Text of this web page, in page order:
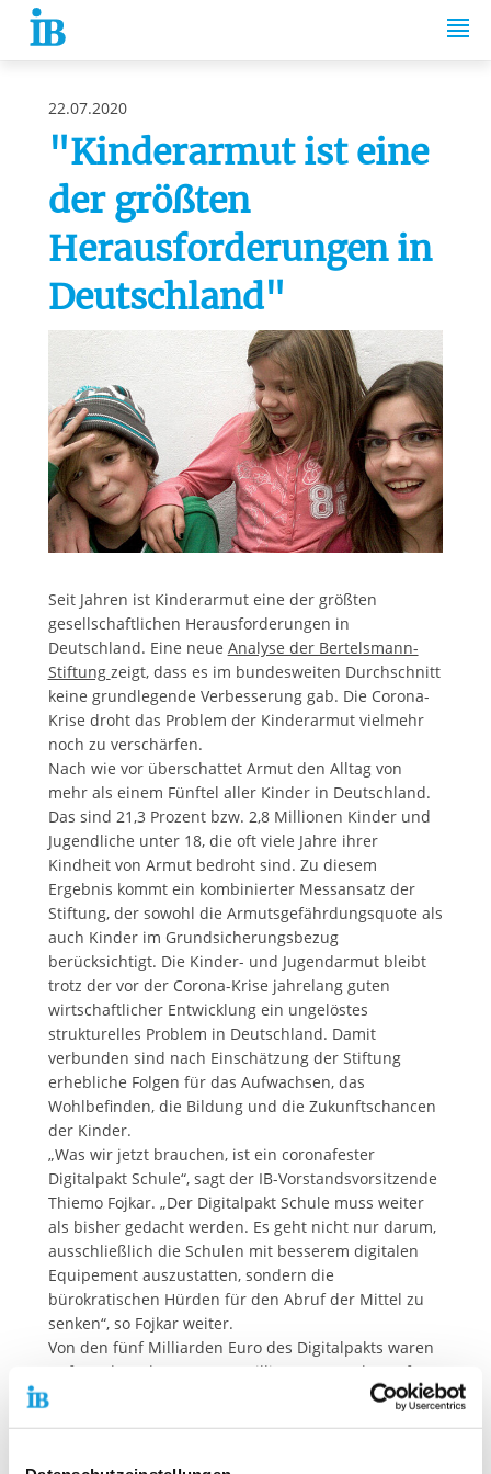
Springe zum Inhalt
22.07.2020
"Kinderarmut ist eine
der größten
Herausforderungen in
Deutschland"
Seit Jahren ist Kinderarmut eine der größten
gesellschaftlichen Herausforderungen in
Deutschland. Eine neue Analyse der Bertelsmann-
Stiftung zeigt, dass es im bundesweiten Durchschnitt
keine grundlegende Verbesserung gab. Die Corona-
Krise droht das Problem der Kinderarmut vielmehr
noch zu verschärfen.
Nach wie vor überschattet Armut den Alltag von
mehr als einem Fünftel aller Kinder in Deutschland.
Das sind 21,3 Prozent bzw. 2,8 Millionen Kinder und
Jugendliche unter 18, die oft viele Jahre ihrer
Kindheit von Armut bedroht sind. Zu diesem
Ergebnis kommt ein kombinierter Messansatz der
Stiftung, der sowohl die Armutsgefährdungsquote als
auch Kinder im Grundsicherungsbezug
berücksichtigt. Die Kinder- und Jugendarmut bleibt
trotz der vor der Corona-Krise jahrelang guten
wirtschaftlicher Entwicklung ein ungelöstes
strukturelles Problem in Deutschland. Damit
verbunden sind nach Einschätzung der Stiftung
erhebliche Folgen für das Aufwachsen, das
Wohlbefinden, die Bildung und die Zukunftschancen
der Kinder.
„Was wir jetzt brauchen, ist ein coronafester
Digitalpakt Schule“, sagt der IB-Vorstandsvorsitzende
Thiemo Fojkar. „Der Digitalpakt Schule muss weiter
als bisher gedacht werden. Es geht nicht nur darum,
ausschließlich die Schulen mit besserem digitalen
Equipement auszustatten, sondern die
bürokratischen Hürden für den Abruf der Mittel zu
senken“, so Fojkar weiter.
Von den fünf Milliarden Euro des Digitalpakts waren
Anfang des Jahres erst 20 Millionen Euro abgerufen
worden. „Wenn es tatsächlich
Schule, statt zu unterrichten. Das kann nicht sein